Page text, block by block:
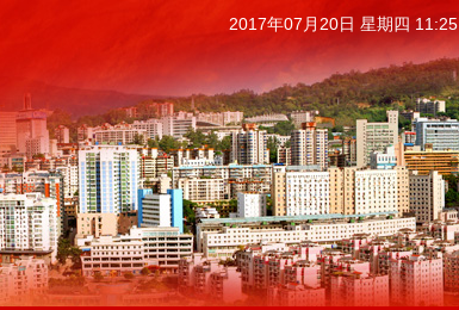
2017年07月20日 星期四 11:25